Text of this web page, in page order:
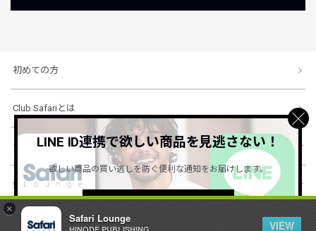
×
Safari Lounge
VIEW
初めての方
Club Safariとは
ショッピングガイド
会社概要・規約
LINE ID連携で欲しい商品を見逃さない！
欲しい商品の買い逃しを防ぐ便利な通知をお届けします。
詳しくはこちら ＞